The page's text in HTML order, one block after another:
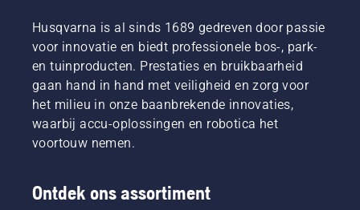
dat hij
zonder
wrijving
vrij rond
het blad
beweegt.
Dit
verlengt
van
zaagblad
zijn in
hun
land. Zij
zijn ons
H-team.
En ze
zijn onze
meest
om de
olie af te
tappen,
beide
zijn in
deze
video te
Husqvarna is al sinds 1689 gedreven door passie
voor innovatie en biedt professionele bos-, park-
en tuinproducten. Prestaties en bruikbaarheid
gaan hand in hand met veiligheid en zorg voor
het milieu in onze baanbrekende innovaties,
waarbij accu-oplossingen en robotica het
voortouw nemen.
Ontdek ons assortiment